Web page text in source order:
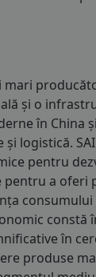
mari
și o
în China
logistică.
pentru
a oferi
constă
în
produse